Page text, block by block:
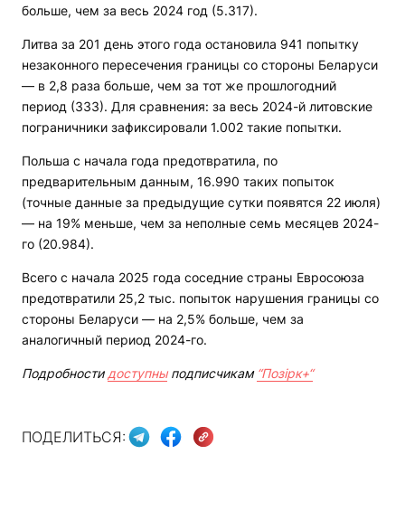
больше, чем за весь 2024 год (5.317).
Литва за 201 день этого года остановила 941 попытку
незаконного пересечения границы со стороны Беларуси
— в 2,8 раза больше, чем за тот же прошлогодний
период (333). Для сравнения: за весь 2024-й литовские
пограничники зафиксировали 1.002 такие попытки.
Польша с начала года предотвратила, по
предварительным данным, 16.990 таких попыток
(точные данные за предыдущие сутки появятся 22 июля)
— на 19% меньше, чем за неполные семь месяцев 2024-
го (20.984).
Всего с начала 2025 года соседние страны Евросоюза
предотвратили 25,2 тыс. попыток нарушения границы со
стороны Беларуси — на 2,5% больше, чем за
аналогичный период 2024-го.
Подробности доступныподписчикам “Позірк+“
ПОДЕЛИТЬСЯ: